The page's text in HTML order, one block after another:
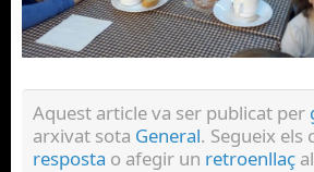
Aquest article va ser publicat per
arxivat sota General. Segueix els
resposta o afegir un retroenllaç